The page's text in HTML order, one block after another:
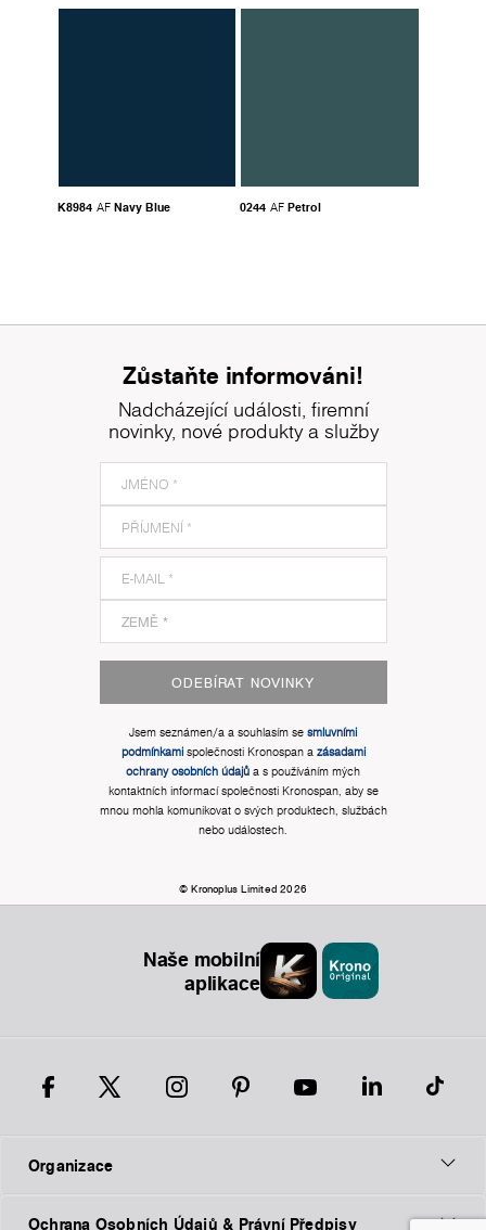
K8984 AF Navy Blue 0244 AF Petrol
Zůstaňte informováni!
Nadcházející události, firemní
novinky, nové produkty a služby
ODEBÍRAT NOVINKY
Jsem seznámen/a a souhlasím se smluvními
podmínkamispolečnosti Kronospan a zásadami
ochrany osobních údajů a s používáním mých
kontaktních informací společnosti Kronospan, aby se
mnou mohla komunikovat o svých produktech, službách
nebo událostech.
© Kronoplus Limited 2026
Naše mobilní
aplikace
Organizace
Ochrana Osobních Údajů & Právní Předpisy